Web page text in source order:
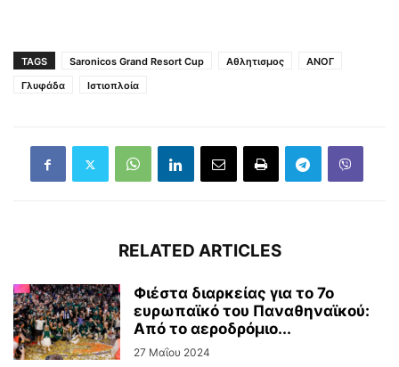
TAGS Saronicos Grand Resort Cup Αθλητισμος
ΑΝΟΓ
Γλυφάδα
Ιστιοπλοία
RELATED ARTICLES
Φιέστα διαρκείας για το 7ο
ευρωπαϊκό του Παναθηναϊκού:
Από το αεροδρόμιο...
27 Μαΐου 2024